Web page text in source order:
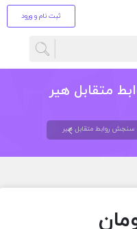
ثبت نام و ورود
متقابل هیر
سنجش روابط متقابل هیر